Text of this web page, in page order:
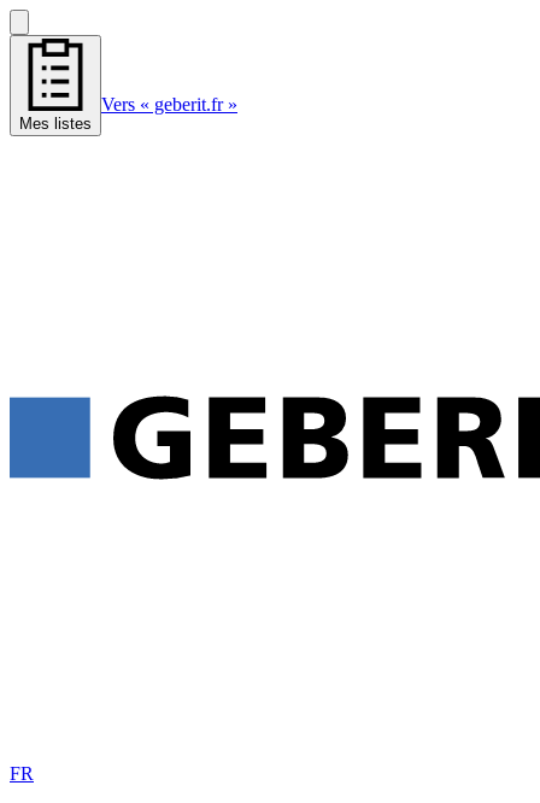
Mes listes
Vers « geberit.fr »
FR